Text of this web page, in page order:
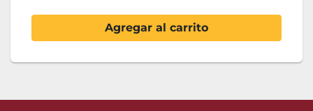
Agregar al carrito